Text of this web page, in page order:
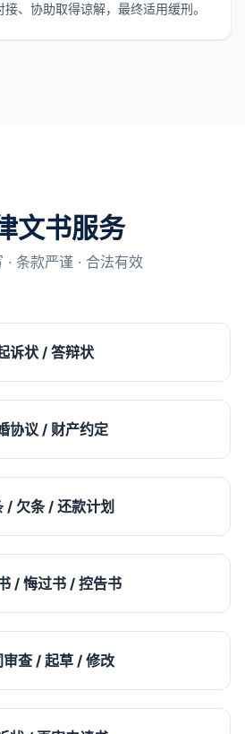
、协助取得谅解，最终适用缓刑。
文书服务
· 条款严谨 · 合法有效
诉状 / 答辩状
协议 / 财产约定
/ 欠条 / 还款计划
/ 悔过书 / 控告书
审查 / 起草 / 修改